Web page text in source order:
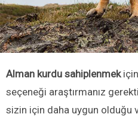
Alman kurdu sahiplenmek
seçeneği araştırmanız
sizin için daha uygun olduğu